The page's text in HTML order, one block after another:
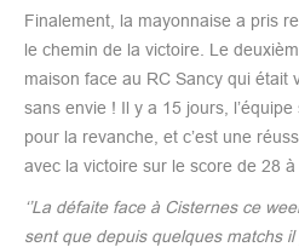
Finalement, la mayonnaise a pris
le chemin de la victoire. Le
maison face au RC Sancy qui était
sans envie ! Il y a 15 jours,
pour la revanche, et c’est une
avec la victoire sur le score de 28 à
‘’La défaite face à Cisternes ce
sent que depuis quelques matchs